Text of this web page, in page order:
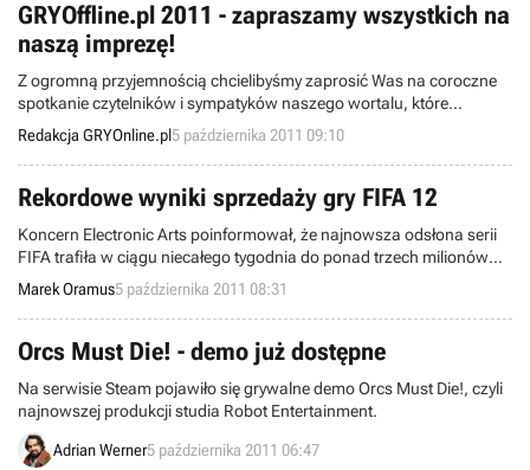
GRYOffline.pl 2011 - zapraszamy wszystkich na
naszą imprezę!
Z ogromną przyjemnością chcielibyśmy zaprosić Was na coroczne
spotkanie czytelników i sympatyków naszego wortalu, które
tradycyjnie odbędzie się w Krakowie. Jedenasta edycja Pikniku, który
od ubiegłego roku nosi nazwę GRYOffline.pl, jest znakomitą okazją
do poznania nowych ludzi, spotkania się z bywalcami poprzednich
imprez, a także wymiany poglądów z redaktorami serwisów
GRYOnline.pl oraz tvgry.pl.
Redakcja GRYOnline.pl5 października 2011 09:10
Rekordowe wyniki sprzedaży gry FIFA 12
Koncern Electronic Arts poinformował, że najnowsza odsłona serii
FIFA trafiła w ciągu niecałego tygodnia do ponad trzech milionów
graczy i tym samym stała się najlepiej sprzedającą się grą tego roku.
Marek Oramus5 października 2011 08:31
Orcs Must Die! - demo już dostępne
Na serwisie Steam pojawiło się grywalne demo Orcs Must Die!, czyli
najnowszej produkcji studia Robot Entertainment.
Adrian Werner5 października 2011 06:47